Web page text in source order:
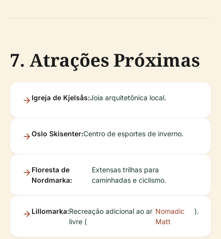
7. Atrações Próximas
Igreja de Kjelsås:Joia arquitetônica local.
Oslo Skisenter:Centro de esportes de inverno.
Floresta de
Nordmarka:
Extensas trilhas para
caminhadas e ciclismo.
Lillomarka:Recreação adicional ao ar
livre (
Nomadic
Matt
).